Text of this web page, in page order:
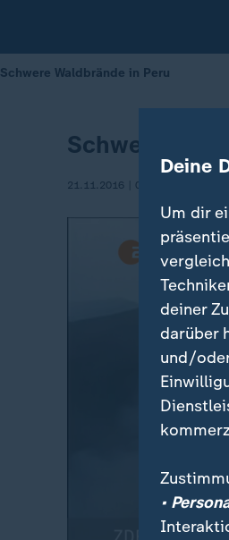
Schwere Waldbrände in Peru
Schwere
21.11.2016 | 09:57
Deine
Um dir
deiner
darüber
und/
•